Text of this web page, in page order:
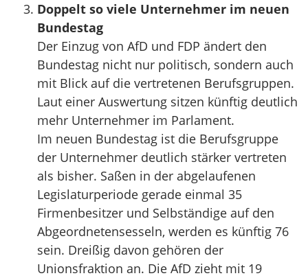
Doppelt so viele Unternehmer im neuen
Bundestag
Der Einzug von AfD und FDP ändert den
Bundestag nicht nur politisch, sondern auch
mit Blick auf die vertretenen Berufsgruppen.
Laut einer Auswertung sitzen künftig deutlich
mehr Unternehmer im Parlament.
Im neuen Bundestag ist die Berufsgruppe
der Unternehmer deutlich stärker vertreten
als bisher. Saßen in der abgelaufenen
Legislaturperiode gerade einmal 35
Firmenbesitzer und Selbständige auf den
Abgeordnetensesseln, werden es künftig 76
sein. Dreißig davon gehören der
Unionsfraktion an. Die AfD zieht mit 19